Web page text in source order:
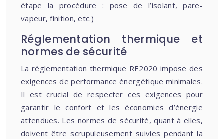
étape la procédure : pose de l’isolant, pare-
vapeur, finition, etc.)
Réglementation thermique et
normes de sécurité
La réglementation thermique RE2020 impose des
exigences de performance énergétique minimales.
Il est crucial de respecter ces exigences pour
garantir le confort et les économies d’énergie
attendues. Les normes de sécurité, quant à elles,
doivent être scrupuleusement suivies pendant la